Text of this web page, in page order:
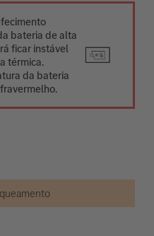
bateria de alta
ficar instável
térmica.
da bateria